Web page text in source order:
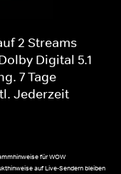
2 Streams
Digital 5.1
7 Tage
Jederzeit
für WOW
auf Live-Sendern bleiben